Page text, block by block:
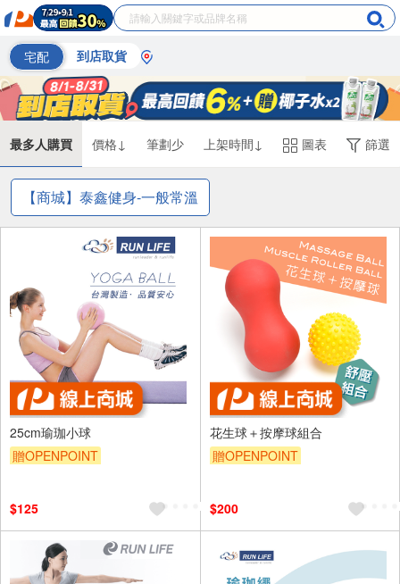
宅配 到店取貨
最多人購買 價格↓ 筆劃少 上架時間↓ 圖表 篩選
【商城】泰鑫健身-一般常溫
25cm瑜珈小球
贈OPENPOINT
$125
花生球＋按摩球組合
贈OPENPOINT
$200